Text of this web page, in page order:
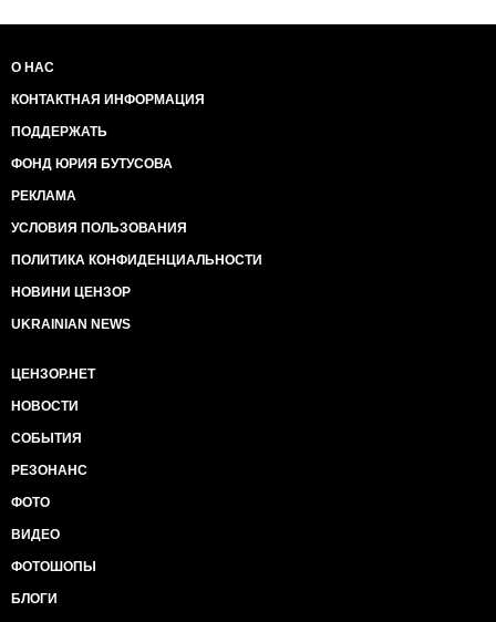
О НАС
КОНТАКТНАЯ ИНФОРМАЦИЯ
ПОДДЕРЖАТЬ
ФОНД ЮРИЯ БУТУСОВА
РЕКЛАМА
УСЛОВИЯ ПОЛЬЗОВАНИЯ
ПОЛИТИКА КОНФИДЕНЦИАЛЬНОСТИ
НОВИНИ ЦЕНЗОР
UKRAINIAN NEWS
ЦЕНЗОР.НЕТ
НОВОСТИ
СОБЫТИЯ
РЕЗОНАНС
ФОТО
ВИДЕО
ФОТОШОПЫ
БЛОГИ